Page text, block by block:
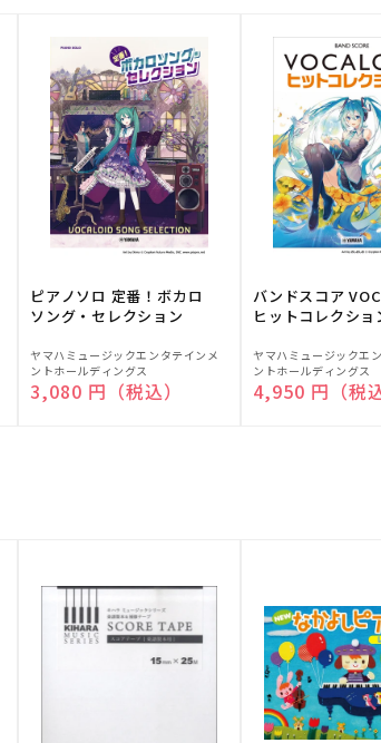
ピアノソロ 定番！ボカロ
ソング・セレクション
販
売
元:
ヤマハミュージックエンタテインメ
ントホールディングス
通常価格
3,080 円（税込）
バンドスコア
ヒットコレクショ
販
売
元:
ヤマハミュージックエ
ントホールディングス
通常価格
4,950 円（税込